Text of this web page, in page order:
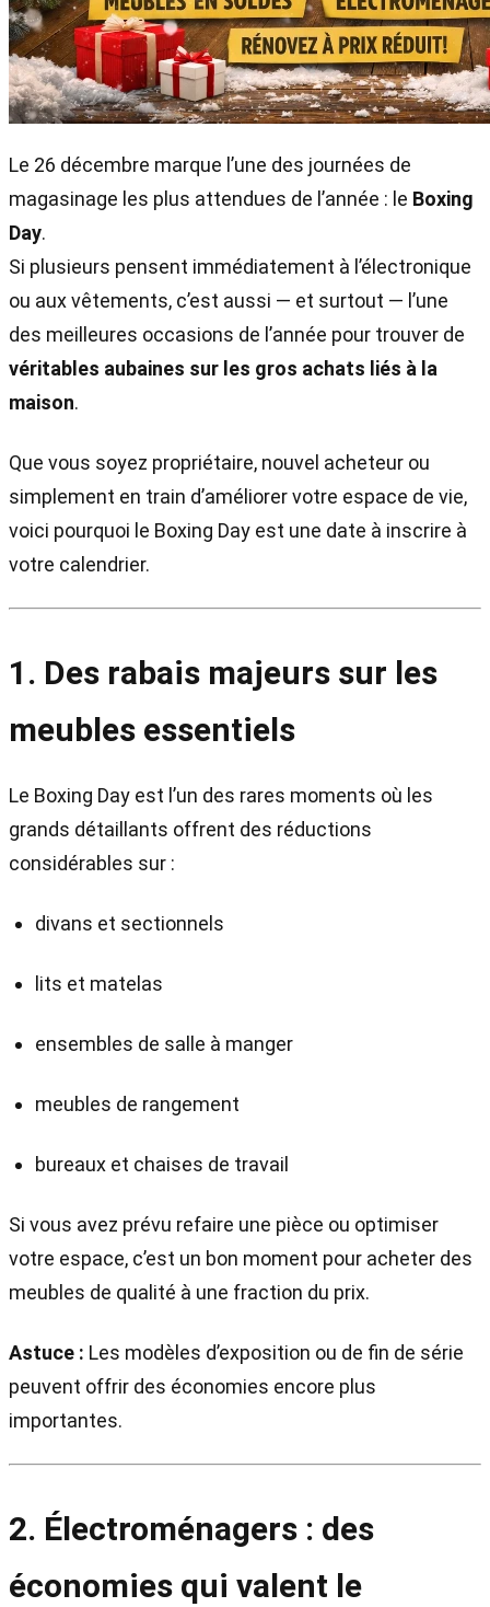
Le 26 décembre marque l’une des journées de
magasinage les plus attendues de l’année : le Boxing
Day.
Si plusieurs pensent immédiatement à l’électronique
ou aux vêtements, c’est aussi — et surtout — l’une
des meilleures occasions de l’année pour trouver de
véritables aubaines sur les gros achats liés à la
maison.
Que vous soyez propriétaire, nouvel acheteur ou
simplement en train d’améliorer votre espace de vie,
voici pourquoi le Boxing Day est une date à inscrire à
votre calendrier.
1. Des rabais majeurs sur les
meubles essentiels
Le Boxing Day est l’un des rares moments où les
grands détaillants offrent des réductions
considérables sur :
divans et sectionnels
lits et matelas
ensembles de salle à manger
meubles de rangement
bureaux et chaises de travail
Si vous avez prévu refaire une pièce ou optimiser
votre espace, c’est un bon moment pour acheter des
meubles de qualité à une fraction du prix.
Astuce : Les modèles d’exposition ou de fin de série
peuvent offrir des économies encore plus
importantes.
2. Électroménagers : des
économies qui valent le